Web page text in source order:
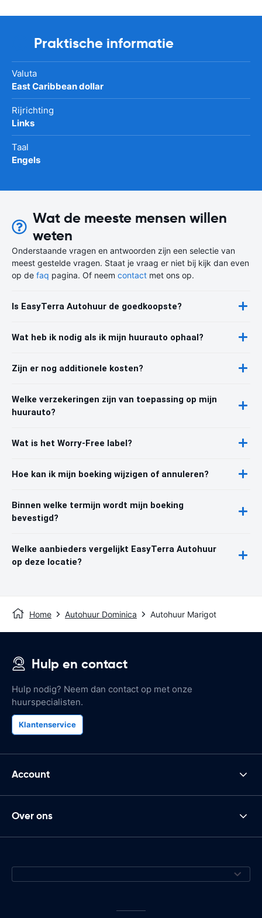
Praktische informatie
Valuta
East Caribbean dollar
Rijrichting
Links
Taal
Engels
Wat de meeste mensen willen
weten
Onderstaande vragen en antwoorden zijn een selectie van
meest gestelde vragen. Staat je vraag er niet bij kijk dan even
op de faq pagina. Of neem contact met ons op.
Is EasyTerra Autohuur de goedkoopste?
Wat heb ik nodig als ik mijn huurauto ophaal?
Zijn er nog additionele kosten?
Welke verzekeringen zijn van toepassing op mijn
huurauto?
Wat is het Worry-Free label?
Hoe kan ik mijn boeking wijzigen of annuleren?
Binnen welke termijn wordt mijn boeking
bevestigd?
Welke aanbieders vergelijkt EasyTerra Autohuur
op deze locatie?
Home Autohuur Dominica Autohuur Marigot
Hulp en contact
Hulp nodig? Neem dan contact op met onze
huurspecialisten.
Klantenservice
Account
Over ons